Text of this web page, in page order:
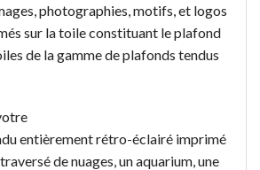
photographies, motifs, et logos
sur la toile constituant le plafond
de la gamme de plafonds tendus
entièrement rétro-éclairé imprimé
de nuages, un aquarium, une